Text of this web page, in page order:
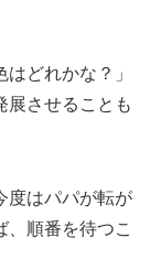
どれかな？」
展させることも
度はパパが転が
、順番を待つこ